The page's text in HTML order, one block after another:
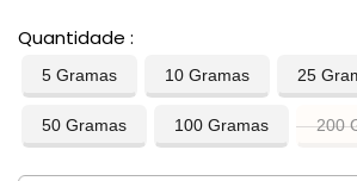
Quantidade
5 Gramas 10 Gramas 25
50 Gramas 100 Gramas 200